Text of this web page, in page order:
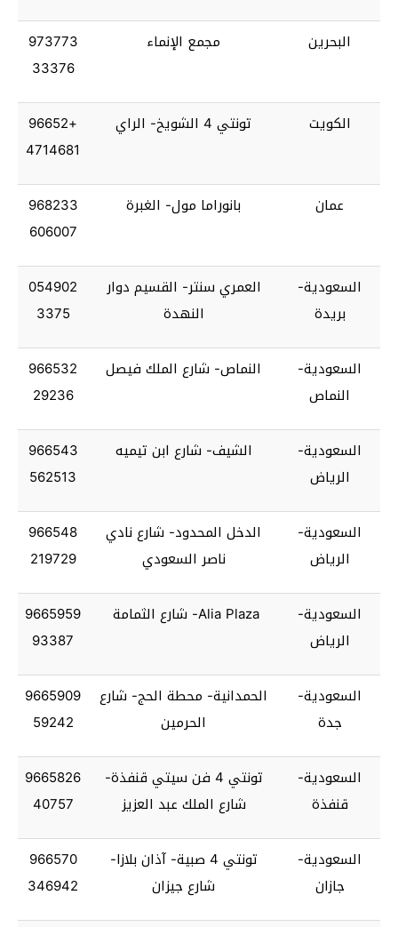
البحرين مجمع الإنماء
973773
33376
الكويت تونتي 4 الشويخ- الراي
+96652
4714681
عمان بانوراما مول- الغبرة
968233
606007
السعودية-
بريدة
العمري سنتر- القسيم دوار
النهدة
054902
3375
السعودية-
النماص
النماص- شارع الملك فيصل
966532
29236
السعودية-
الرياض
الشيف- شارع ابن تيميه
966543
562513
السعودية-
الرياض
الدخل المحدود- شارع نادي
ناصر السعودي
966548
219729
السعودية-
الرياض
Alia Plaza- شارع الثمامة
9665959
93387
السعودية-
جدة
الحمدانية- محطة الحج- شارع
الحرمين
9665909
59242
السعودية-
قنفذة
تونتي 4 فن سيتي قنفذة-
شارع الملك عبد العزيز
9665826
40757
السعودية-
جازان
تونتي 4 صبية- آذان بلازا-
شارع جيزان
966570
346942